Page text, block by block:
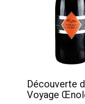
Découverte
Voyage